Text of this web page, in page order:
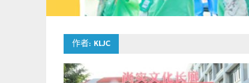
作者: KLJC